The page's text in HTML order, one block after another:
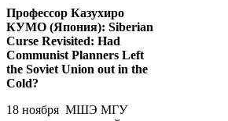
Профессор Казухиро
КУМО (Япония): Siberian
Curse Revisited: Had
Communist Planners Left
the Soviet Union out in the
Cold?
18 ноября МШЭ МГУ